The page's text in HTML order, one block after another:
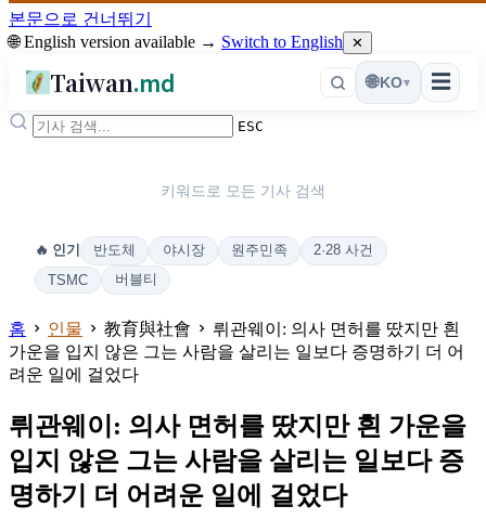
본문으로 건너뛰기
🌐 English version available → Switch to English ✕
Taiwan.md ☰
🌐KO▾
ESC
키워드로 모든 기사 검색
🔥 인기 반도체 야시장 원주민족
2·28 사건
TSMC
버블티
홈 인물 教育與社會
뤼관웨이: 의사 면허를 땄지만 흰
가운을 입지 않은 그는 사람을 살리는 일보다 증명하기 더 어
려운 일에 걸었다
뤼관웨이: 의사 면허를 땄지만 흰 가운을
입지 않은 그는 사람을 살리는 일보다 증
명하기 더 어려운 일에 걸었다